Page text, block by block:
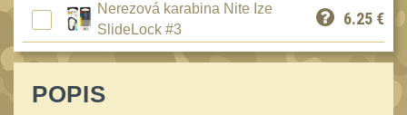
Nášivky 105
Samonavíjecí držáky1
Nepromokavý potahy a
Nerezová karabina Nite Ize
SlideLock #3
6.25 €
POPIS